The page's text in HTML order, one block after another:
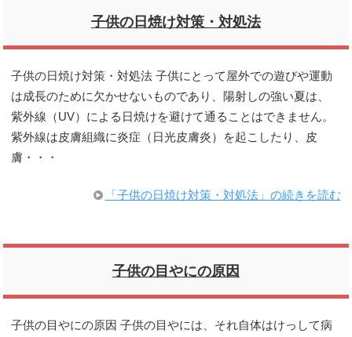
子供の日焼け対策・対処法
子供の日焼け対策・対処法 子供にとって屋外での遊びや運動
は成長のために欠かせないものであり、陽射しの強い夏は、
紫外線（UV）による日焼けを避けて通ることはできません。
紫外線は皮膚組織に炎症（日光皮膚炎）を起こしたり、皮
膚・・・
「子供の日焼け対策・対処法」の続きを読む
子供の目やにの原因
子供の目やにの原因 子供の目やには、それ自体はけっして病